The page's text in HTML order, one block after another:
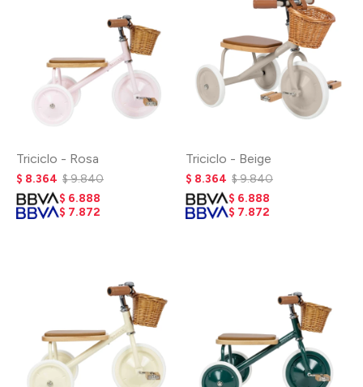
Triciclo - Rosa
$ 8.364 $9.840
$ 6.888
$ 7.872
Triciclo - Beige
$ 8.364 $9.840
$ 6.888
$ 7.872